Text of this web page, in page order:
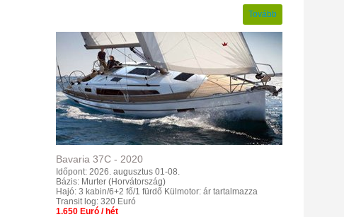
Tovább
Bavaria 37C - 2020
Időpont: 2026. augusztus 01-08.
Bázis: Murter (Horvátország)
Hajó: 3 kabin/6+2 fő/1 fürdő Külmotor: ár tartalmazza
Transit log: 320 Euró
1.650 Euró / hét